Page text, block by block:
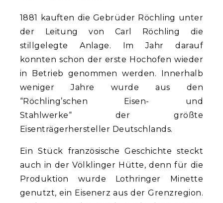
1881 kauften die Gebrüder Röchling unter
der Leitung von Carl Röchling die
stillgelegte Anlage. Im Jahr darauf
konnten schon der erste Hochofen wieder
in Betrieb genommen werden. Innerhalb
weniger Jahre wurde aus den
“Röchling’schen Eisen- und
Stahlwerke“ der größte
Eisenträgerhersteller Deutschlands.
Ein Stück französische Geschichte steckt
auch in der Völklinger Hütte, denn für die
Produktion wurde Lothringer Minette
genutzt, ein Eisenerz aus der Grenzregion.